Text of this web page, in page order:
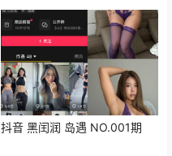
抖音 黑闰润 岛遇 NO.001期